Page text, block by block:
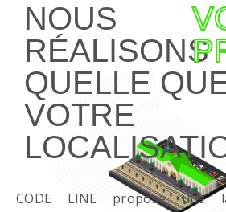
NOUS
RÉALISONS
QUELLE
VOTRE
CODE LINE propose une